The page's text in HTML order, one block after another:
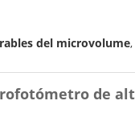
del microvolume,
de